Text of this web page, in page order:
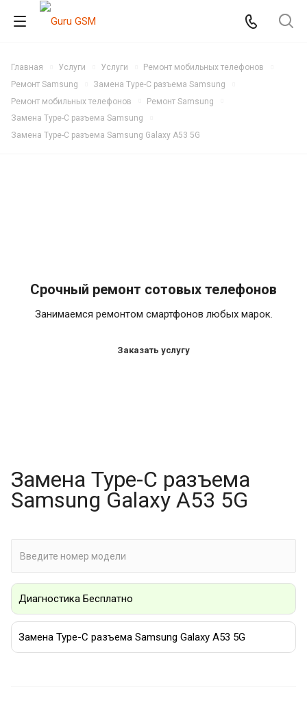
Главная Услуги Услуги
Ремонт мобильных телефонов
Ремонт Samsung
Замена Type-C разъема Samsung
Ремонт мобильных телефонов
Ремонт Samsung
Замена Type-C разъема Samsung
Замена Type-C разъема Samsung Galaxy A53 5G
Срочный ремонт сотовых телефонов
Занимаемся ремонтом смартфонов любых марок.
Заказать услугу
Замена Type-C разъема
Samsung Galaxy A53 5G
Диагностика Бесплатно
Замена Type-C разъема Samsung Galaxy A53 5G